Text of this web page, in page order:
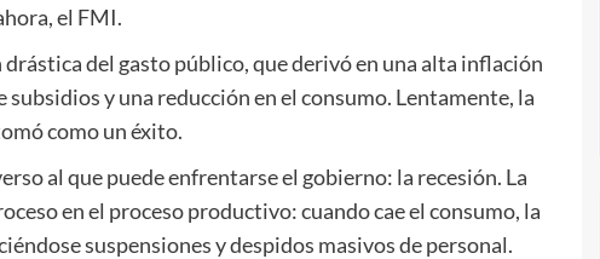
el FMI.
del gasto público, que derivó en una alta inflación
y una reducción en el consumo. Lentamente, la
como un éxito.
al que puede enfrentarse el gobierno: la recesión. La
en el proceso productivo: cuando cae el consumo, la
suspensiones y despidos masivos de personal.